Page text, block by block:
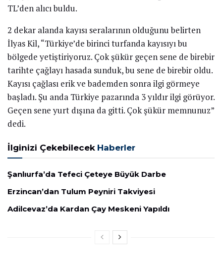
TL’den alıcı buldu.
2 dekar alanda kayısı seralarının olduğunu belirten
İlyas Kil, “Türkiye’de birinci turfanda kayısıyı bu
bölgede yetiştiriyoruz. Çok şükür geçen sene de birebir
tarihte çağlayı hasada sunduk, bu sene de birebir oldu.
Kayısı çağlası erik ve bademden sonra ilgi görmeye
başladı. Şu anda Türkiye pazarında 3 yıldır ilgi görüyor.
Geçen sene yurt dışına da gitti. Çok şükür memnunuz”
dedi.
İlginizi Çekebilecek Haberler
Şanlıurfa’da Tefeci Çeteye Büyük Darbe
Erzincan’dan Tulum Peyniri Takviyesi
Adilcevaz’da Kardan Çay Meskeni Yapıldı